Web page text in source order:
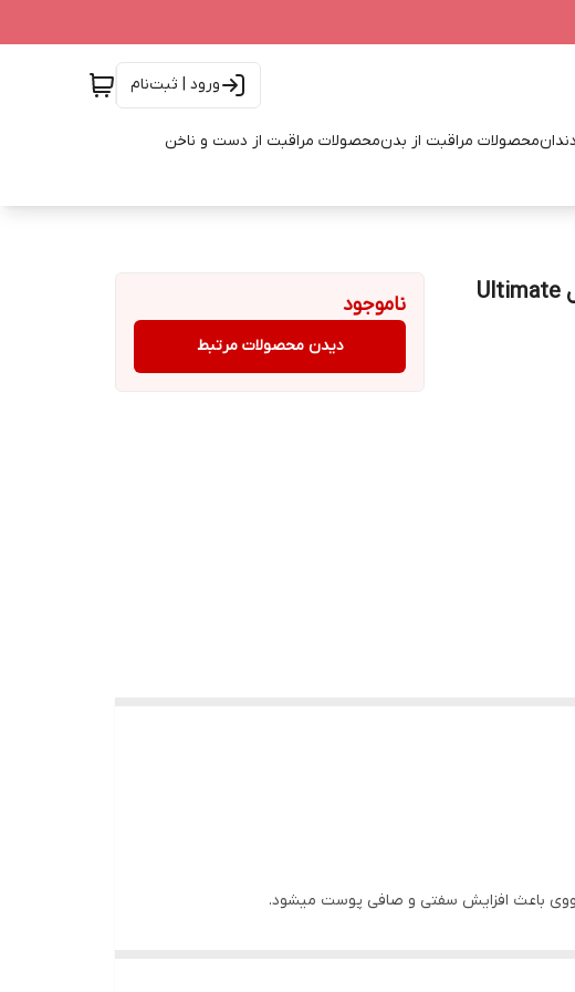
ورود | ثبت‌نام
محصولات مراقبت از بدنمحصولات مراقبت از دست و ناخن
کرم شب ضد چروک بالای 40 سال آون Avon مدل Ultimate
ناموجود
دیدن محصولات مرتبط